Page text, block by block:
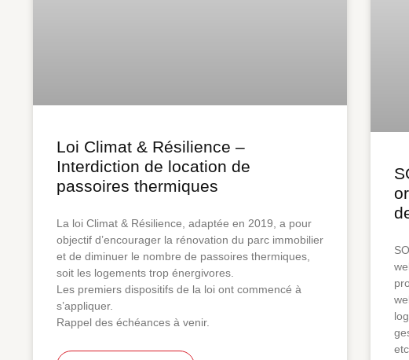
Loi Climat & Résilience –
Interdiction de location de
passoires thermiques
La loi Climat & Résilience, adaptée en 2019, a pour
objectif d’encourager la rénovation du parc immobilier
et de diminuer le nombre de passoires thermiques,
soit les logements trop énergivores.
Les premiers dispositifs de la loi ont commencé à
s’appliquer.
Rappel des échéances à venir.
etc.